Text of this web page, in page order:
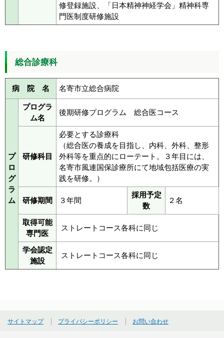
修登録施設、「日本精神神経学会」精神科専
門医制度研修施設
総合診療科
病 院 名 名寄市立総合病院
プ
ロ
グ
ラ
ム
プログラ
ム名
後期研修プログラム 総合医コース
研修科目
必要とする診療科
（総合医の養成を目指し、内科、外科、整形
外科等を重点的にローテート。３年目には、
名寄市風連国保診療所にて地域包括医療の実
践を研修。）
研修期間 ３年間
採用予定
数
２名
取得可能
専門医
ストレートコース各科に同じ
学会認定
施設
ストレートコース各科に同じ
サイトマップ プライバシーポリシー お問い合わせ